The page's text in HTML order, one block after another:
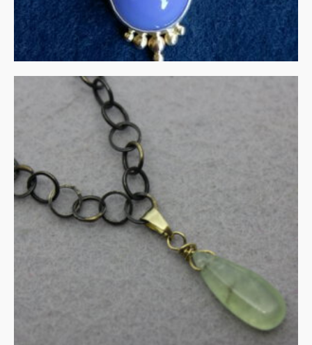
UITVERKOCHT
Prehnite in zilver en goud
€140.00
MEER INFORMATIE